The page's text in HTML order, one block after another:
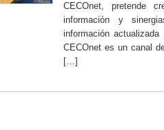
CECOnet, pretende
información y
información
CECOnet es un canal
[…]